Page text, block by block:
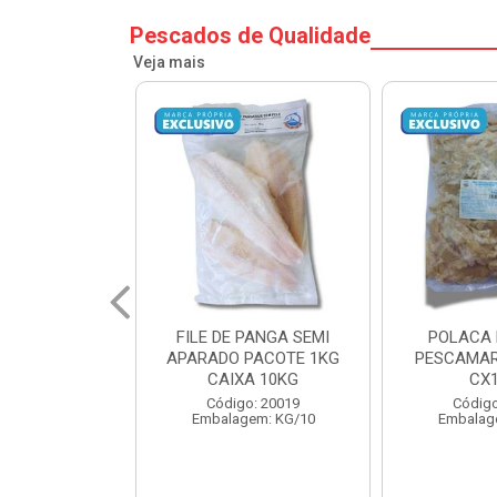
Pescados de Qualidade
Veja mais
POLACA DESFIADA
PESCAMARES PCT5KG
CX10KG
Código: 20161
Embalagem: KG/10
POLACA